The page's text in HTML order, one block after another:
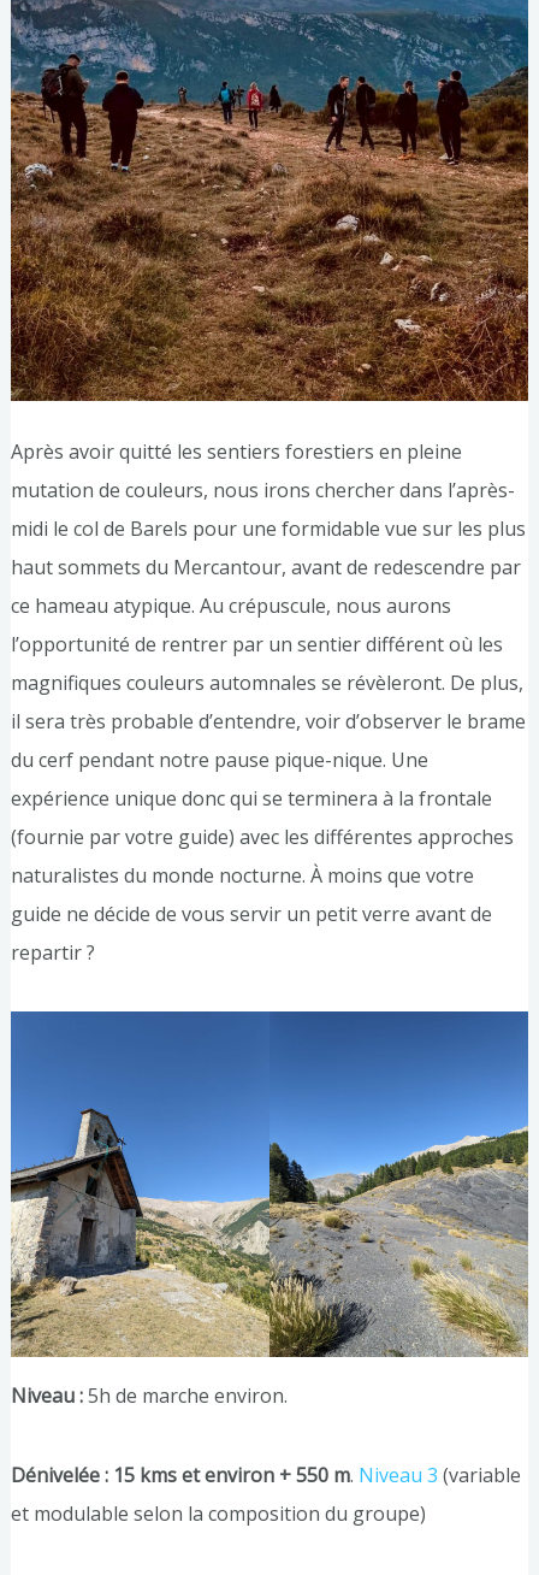
Après avoir quitté les sentiers forestiers en pleine
mutation de couleurs, nous irons chercher dans l’après-
midi le col de Barels pour une formidable vue sur les plus
haut sommets du Mercantour, avant de redescendre par
ce hameau atypique. Au crépuscule, nous aurons
l’opportunité de rentrer par un sentier différent où les
magnifiques couleurs automnales se révèleront. De plus,
il sera très probable d’entendre, voir d’observer le brame
du cerf pendant notre pause pique-nique. Une
expérience unique donc qui se terminera à la frontale
(fournie par votre guide) avec les différentes approches
naturalistes du monde nocturne. À moins que votre
guide ne décide de vous servir un petit verre avant de
repartir ?
Niveau :5h de marche environ.
Dénivelée : 15 kms et environ + 550 m. Niveau 3 (variable
et modulable selon la composition du groupe)